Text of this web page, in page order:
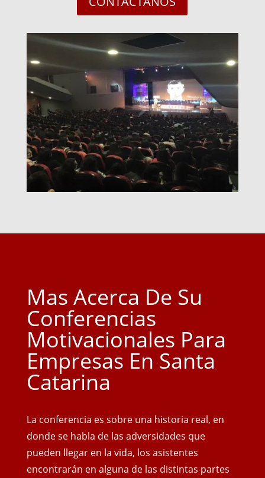
Mas Acerca De Su
Conferencias
Motivacionales Para
Empresas En Santa
Catarina
La conferencia es sobre una historia real, en
donde se habla de las adversidades que
pueden llegar en la vida, los asistentes
encontrarán en alguna de las distintas partes